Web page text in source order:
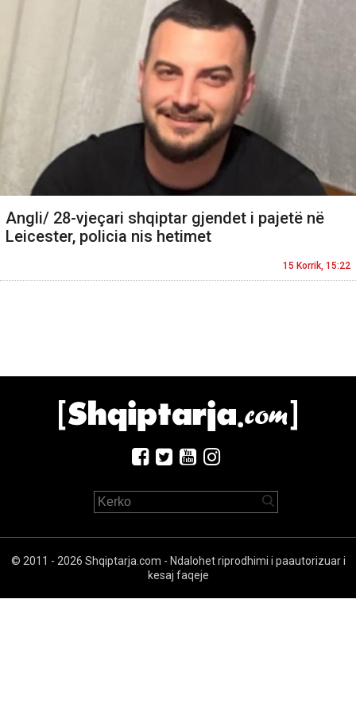
Angli/ 28-vjeçari shqiptar gjendet i pajetë në
Leicester, policia nis hetimet
15 Korrik, 15:22
© 2011 - 2026 Shqiptarja.com - Ndalohet riprodhimi i paautorizuar i
kesaj faqeje